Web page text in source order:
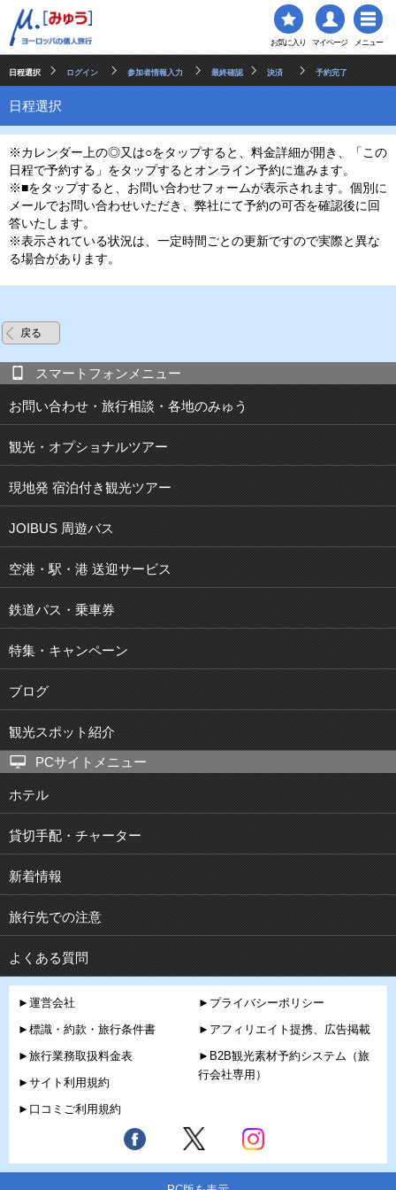
お気に入り マイページ メニュー
日程選択 ログイン 参加者情報入力 最終確認 決済 予約完了
日程選択
※カレンダー上の◎又は○をタップすると、料金詳細が開き、「この
日程で予約する」をタップするとオンライン予約に進みます。
※■をタップすると、お問い合わせフォームが表示されます。個別に
メールでお問い合わせいただき、弊社にて予約の可否を確認後に回
答いたします。
※表示されている状況は、一定時間ごとの更新ですので実際と異な
る場合があります。
戻る
スマートフォンメニュー
お問い合わせ・旅行相談・各地のみゅう
観光・オプショナルツアー
現地発 宿泊付き観光ツアー
JOIBUS 周遊バス
空港・駅・港 送迎サービス
鉄道パス・乗車券
特集・キャンペーン
ブログ
観光スポット紹介
PCサイトメニュー
ホテル
貸切手配・チャーター
新着情報
旅行先での注意
よくある質問
►運営会社
►標識・約款・旅行条件書
►旅行業務取扱料金表
►サイト利用規約
►口コミご利用規約
►プライバシーポリシー
►アフィリエイト提携、広告掲載
►B2B観光素材予約システム（旅
行会社専用）